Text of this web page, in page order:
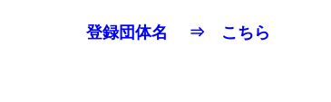
登録団体名 ⇒ こちら